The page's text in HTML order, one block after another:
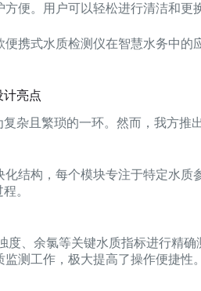
便。用户可以轻松进行清洁和
携式水质检测仪在智慧水务中
亮点
杂且繁琐的一环。然而，我方
结构，每个模块专注于特定水
。
度、余氯等关键水质指标进行精
测工作，极大提高了操作便捷性。